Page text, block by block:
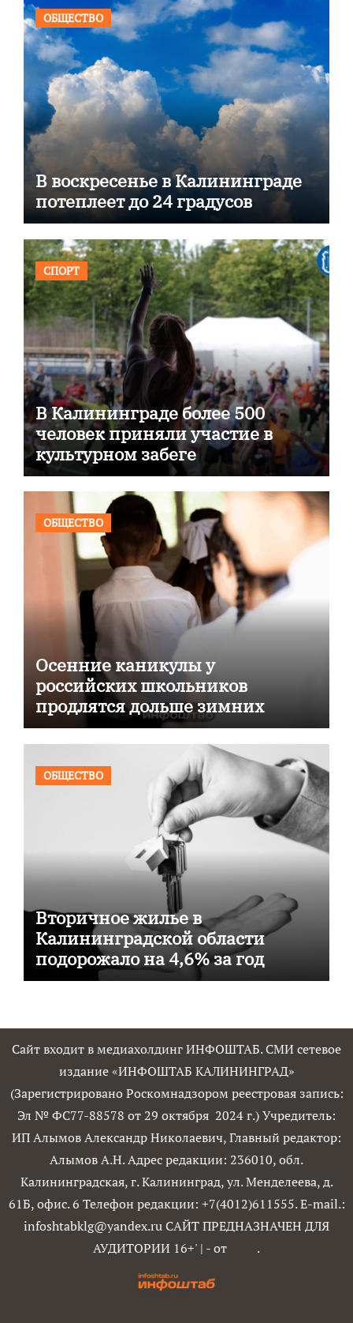
ОБЩЕСТВО
В воскресенье в Калининграде
потеплеет до 24 градусов
СПОРТ
В Калининграде более 500
человек приняли участие в
культурном забеге
ОБЩЕСТВО
Осенние каникулы у
российских школьников
продлятся дольше зимних
ОБЩЕСТВО
Вторичное жилье в
Калининградской области
подорожало на 4,6% за год
Сайт входит в медиахолдинг ИНФОШТАБ. СМИ сетевое
издание «ИНФОШТАБ КАЛИНИНГРАД»
(Зарегистрировано Роскомнадзором реестровая запись:
Эл № ФС77-88578 от 29 октября 2024 г.) Учредитель:
ИП Алымов Александр Николаевич, Главный редактор:
Алымов А.Н. Адрес редакции: 236010, обл.
Калининградская, г. Калининград, ул. Менделеева, д.
61Б, офис. 6 Телефон редакции: +7(4012)611555. E-mail.:
infoshtabklg@yandex.ru САЙТ ПРЕДНАЗНАЧЕН ДЛЯ
АУДИТОРИИ 16+' | - от .